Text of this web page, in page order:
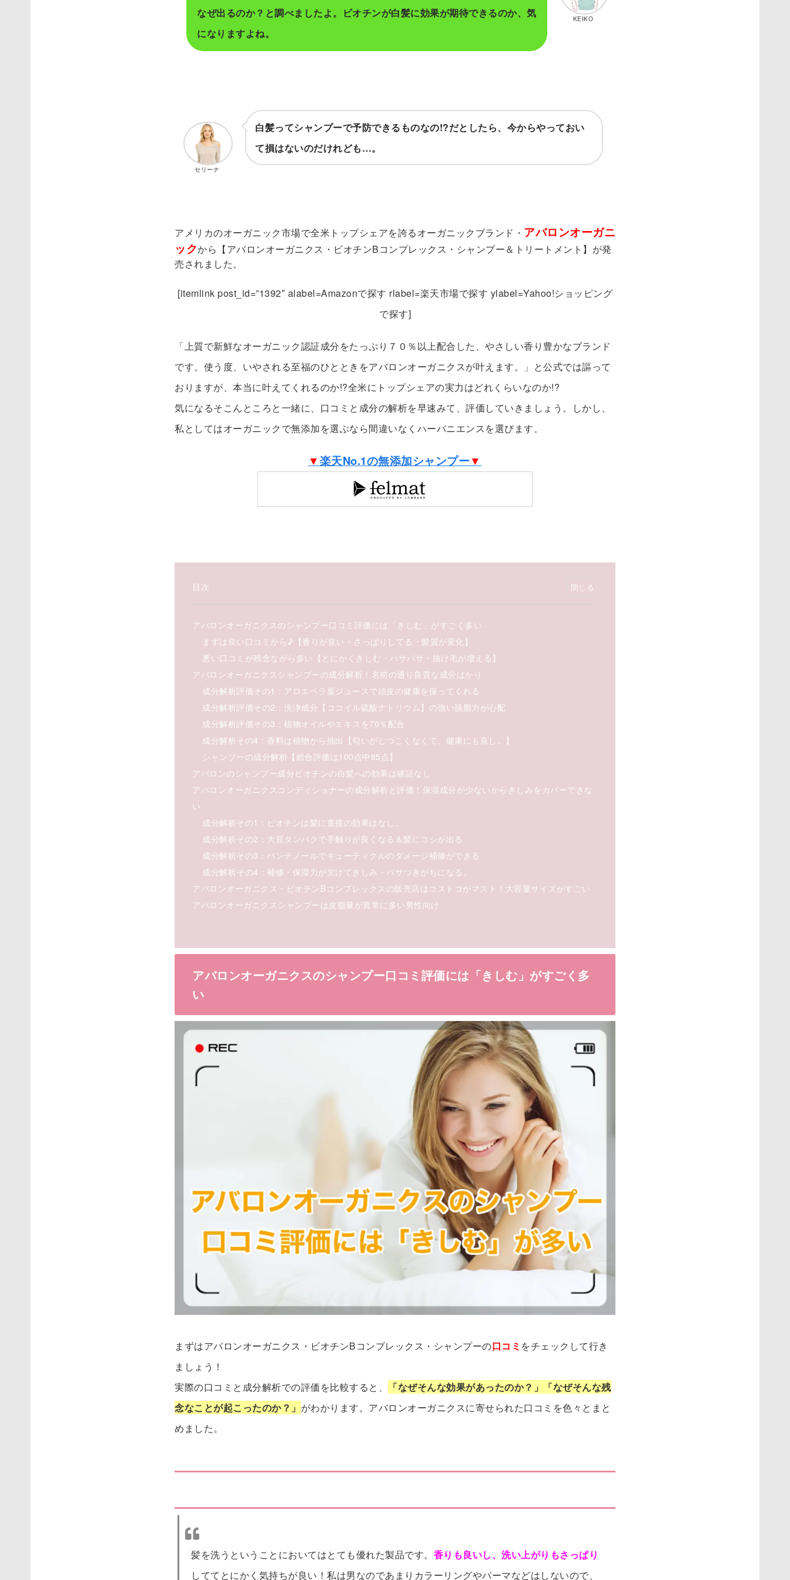
なぜ出るのか？と調べましたよ。ビオチンが白髪に効果が期待できるのか、気
になりますよね。
KEIKO
白髪ってシャンプーで予防できるものなの!?だとしたら、今からやっておい
て損はないのだけれども…。
セリーナ
アメリカのオーガニック市場で全米トップシェアを誇るオーガニックブランド・ アバロンオーガニ
ックから【アバロンオーガニクス・ビオチンBコンプレックス・シャンプー＆トリートメント】が発
売されました。
[itemlink post_id=”1392″ alabel=Amazonで探す rlabel=楽天市場で探す ylabel=Yahoo!ショッピング
で探す]
「上質で新鮮なオーガニック認証成分をたっぷり７０％以上配合した、やさしい香り豊かなブランド
です。使う度、いやされる至福のひとときをアバロンオーガニクスが叶えます。」と公式では謳って
おりますが、本当に叶えてくれるのか!?全米にトップシェアの実力はどれくらいなのか!?
気になるそこんところと一緒に、口コミと成分の解析を早速みて、評価していきましょう。しかし、
私としてはオーガニックで無添加を選ぶなら間違いなくハーバニエンスを選びます。
▼楽天No.1の無添加シャンプー▼
目次
アバロンオーガニクスのシャンプー口コミ評価には「きしむ」がすごく多い
まずは良い口コミから♪【香りが良い・さっぱりしてる・髪質が変化】
悪い口コミが残念ながら多い【とにかくきしむ・パサパサ・抜け毛が増える】
アバロンオーガニクスシャンプーの成分解析！名前の通り良質な成分ばかり
成分解析評価その1：アロエベラ葉ジュースで頭皮の健康を保ってくれる
成分解析評価その2：洗浄成分【ココイル硫酸ナトリウム】の強い脱脂力が心配
成分解析評価その3：植物オイルやエキスを70％配合
成分解析その4：香料は植物から抽出【匂いがしつこくなくて、健康にも良し。】
シャンプーの成分解析【総合評価は100点中85点】
アバロンのシャンプー成分ビオチンの白髪への効果は確証なし
アバロンオーガニクスコンディショナーの成分解析と評価！保湿成分が少ないからきしみをカバーできな
い
成分解析その1：ビオチンは髪に直接の効果はなし。
成分解析その2：大豆タンパクで手触りが良くなる＆髪にコシが出る
成分解析その3：パンテノールでキューティクルのダメージ補修ができる
成分解析その4：補修・保湿力が欠けてきしみ・パサつきがちになる。
アバロンオーガニクス・ビオチンBコンプレックスの販売店はコストコがマスト！大容量サイズがすごい
アバロンオーガニクスシャンプーは皮脂量が異常に多い男性向け
アバロンオーガニクスのシャンプー口コミ評価には「きしむ」がすごく多
い
まずはアバロンオーガニクス・ビオチンBコンプレックス・シャンプーの口コミ をチェックして行き
ましょう！
実際の口コミと成分解析での評価を比較すると、
「なぜそんな効果があったのか？」「なぜそんな残
念なことが起こったのか？」 がわかります。アバロンオーガニクスに寄せられた口コミを色々とまと
めました。
髪を洗うということにおいてはとても優れた製品です。 香りも良いし、洗い上がりもさっぱり
しててとにかく気持ちが良い！私は男なのであまりカラーリングやパーマなどはしないので、